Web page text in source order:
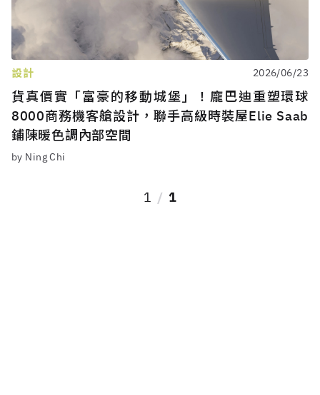
設計 2026/06/23
貨真價實「富豪的移動城堡」！龐巴迪重塑環球
8000商務機客艙設計，聯手高級時裝屋Elie Saab
鋪陳暖色調內部空間
by Ning Chi
1 1